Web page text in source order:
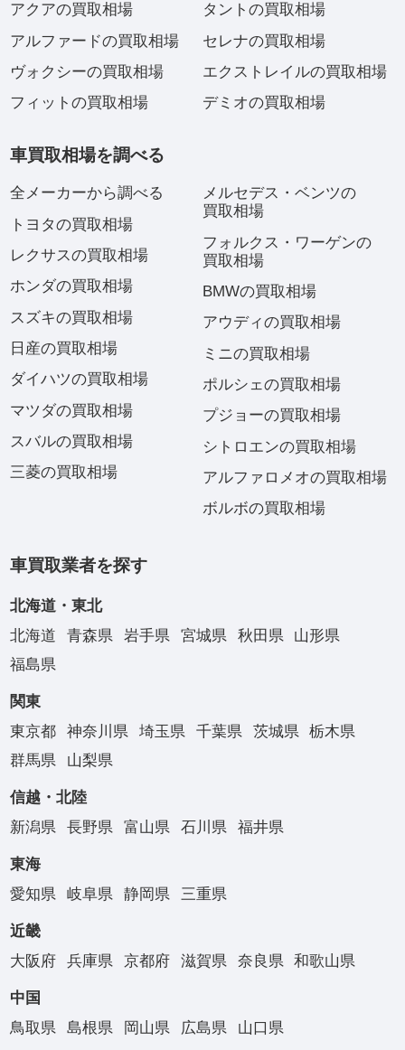
アクアの買取相場
アルファードの買取相場
ヴォクシーの買取相場
フィットの買取相場
タントの買取相場
セレナの買取相場
エクストレイルの買取相場
デミオの買取相場
車買取相場を調べる
全メーカーから調べる
トヨタの買取相場
レクサスの買取相場
ホンダの買取相場
スズキの買取相場
日産の買取相場
ダイハツの買取相場
マツダの買取相場
スバルの買取相場
三菱の買取相場
メルセデス・ベンツの
買取相場
フォルクス・ワーゲンの
買取相場
BMWの買取相場
アウディの買取相場
ミニの買取相場
ポルシェの買取相場
プジョーの買取相場
シトロエンの買取相場
アルファロメオの買取相場
ボルボの買取相場
車買取業者を探す
北海道・東北
北海道
青森県 岩手県 宮城県 秋田県
山形県
福島県
関東
東京都
神奈川県 埼玉県 千葉県 茨城県
栃木県
群馬県
山梨県
信越・北陸
新潟県
長野県 富山県 石川県 福井県
東海
愛知県
岐阜県 静岡県 三重県
近畿
大阪府
兵庫県 京都府 滋賀県 奈良県 和歌山県
中国
鳥取県
島根県 岡山県 広島県 山口県